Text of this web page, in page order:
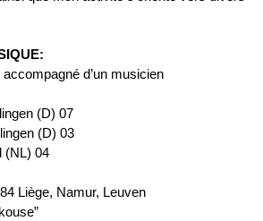
d’un musicien
(D) 07
(D) 03
(NL) 04
Liège, Namur, Leuven